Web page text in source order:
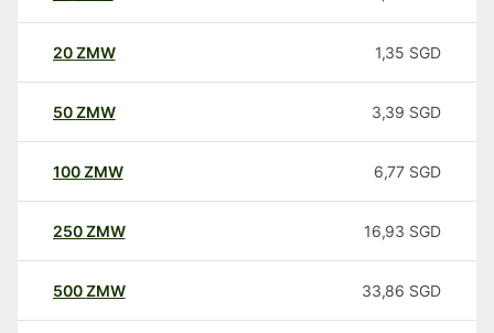
20ZMW 1,35 SGD
50ZMW 3,39 SGD
100ZMW 6,77 SGD
250ZMW 16,93 SGD
500ZMW 33,86 SGD